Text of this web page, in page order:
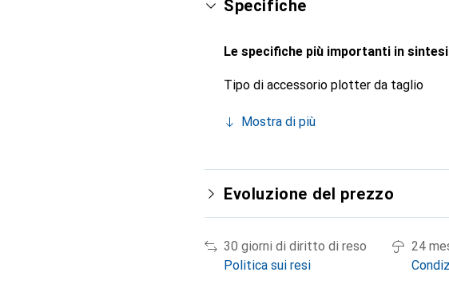
Specifiche
Le specifiche più importanti in sintesi
Tipo di accessorio plotter da taglio
Mostra di più
Evoluzione del prezzo
30 giorni di diritto di reso
Politica sui resi
24